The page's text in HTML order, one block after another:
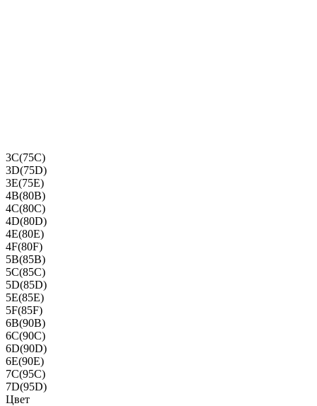
3C(75C)
3D(75D)
3E(75E)
4B(80B)
4C(80C)
4D(80D)
4E(80E)
4F(80F)
5B(85B)
5C(85C)
5D(85D)
5E(85E)
5F(85F)
6B(90B)
6C(90C)
6D(90D)
6E(90E)
7C(95C)
7D(95D)
Цвет